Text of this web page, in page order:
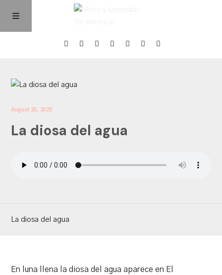
Quienes Somos
Contacto
August 20, 2025
La diosa del agua
La diosa del agua
En luna llena la diosa del agua aparece en El